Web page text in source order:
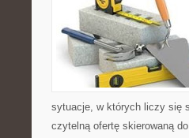
sytuacje, w których liczy się
czytelną ofertę skierowaną